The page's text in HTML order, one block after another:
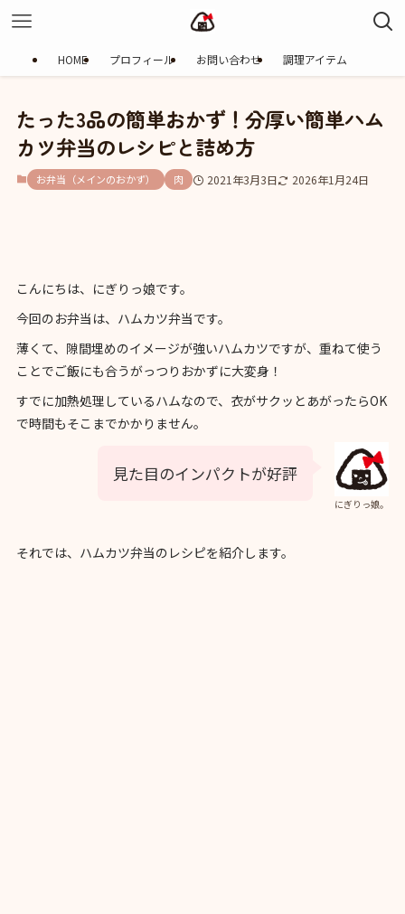
HOME プロフィール お問い合わせ 調理アイテム
たった3品の簡単おかず！分厚い簡単ハム
カツ弁当のレシピと詰め方
お弁当（メインのおかず） 肉 2021年3月3日 2026年1月24日
こんにちは、にぎりっ娘です。
今回のお弁当は、ハムカツ弁当です。
薄くて、隙間埋めのイメージが強いハムカツですが、重ねて使う
ことでご飯にも合うがっつりおかずに大変身！
すでに加熱処理しているハムなので、衣がサクッとあがったらOK
で時間もそこまでかかりません。
にぎりっ娘。
見た目のインパクトが好評
それでは、ハムカツ弁当のレシピを紹介します。